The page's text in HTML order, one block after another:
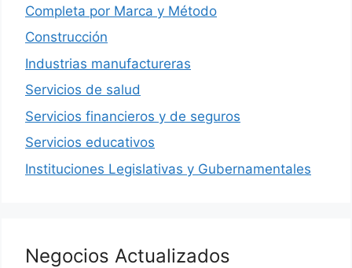
Completa por Marca y Método
Construcción
Industrias manufactureras
Servicios de salud
Servicios financieros y de seguros
Servicios educativos
Instituciones Legislativas y Gubernamentales
Negocios Actualizados